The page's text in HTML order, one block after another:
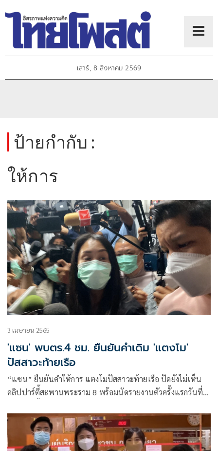
เสาร์, 8 สิงหาคม 2569
ป้ายกำกับ :
ให้การ
3 เมษายน 2565
'แซน' พบตร.4 ชม. ยืนยันคำเดิม 'แตงโม'
ปัสสาวะท้ายเรือ
“แซน” ยืนยันคำให้การ แตงโมปัสสาวะท้ายเรือ ปัดยังไม่เห็น
คลิปปาร์ตี้สะพานพระราม 8 พร้อมนัดรายงานตัวครั้งแรกวันที่